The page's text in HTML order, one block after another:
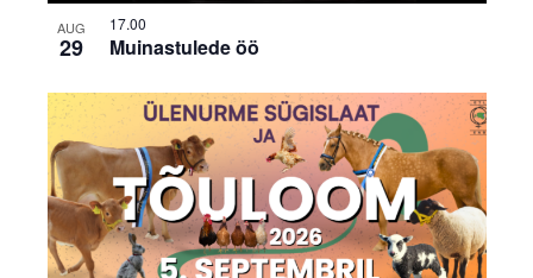
AUG
29 Muinastulede öö
17.00